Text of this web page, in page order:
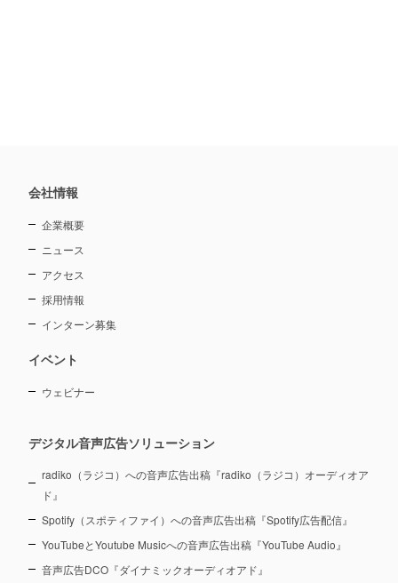
会社情報
企業概要
ニュース
アクセス
採用情報
インターン募集
イベント
ウェビナー
デジタル音声広告ソリューション
radiko（ラジコ）への音声広告出稿『radiko（ラジコ）オーディオア
ド』
Spotify（スポティファイ）への音声広告出稿『Spotify広告配信』
YouTubeとYoutube Musicへの音声広告出稿『YouTube Audio』
音声広告DCO『ダイナミックオーディオアド』